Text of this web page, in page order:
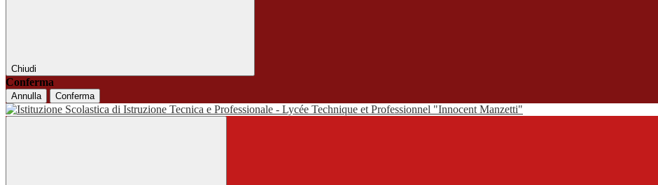
Chiudi
Conferma
Annulla Conferma